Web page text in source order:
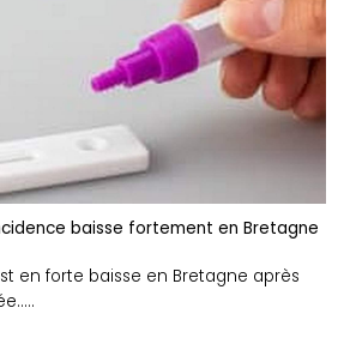
baisse fortement en Bretagne
en forte baisse en Bretagne après